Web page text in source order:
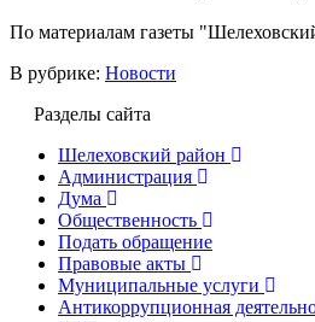
По материалам газеты
В рубрике: Новости
Разделы сайта
Шелеховский район
Администрация
Дума
Общественность
Подать обращение
Правовые акты
Муниципальные услуги
Антикоррупционная